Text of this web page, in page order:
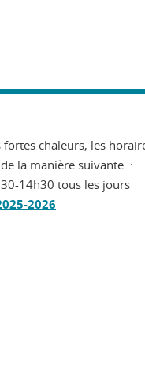
fortes chaleurs, les
la manière suivante :
14h30 tous les jours
2026